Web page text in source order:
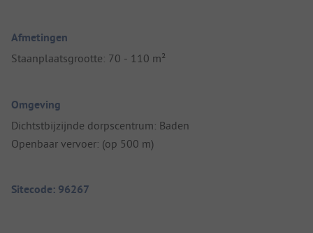
Afmetingen
Staanplaatsgrootte: 70 - 110 m²
Omgeving
Dichtstbijzijnde dorpscentrum: Baden
Openbaar vervoer: (op 500 m)
Sitecode: 96267